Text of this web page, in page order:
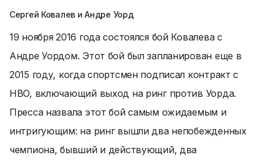
Сергей Ковалев и Андре Уорд
19 ноября 2016 года состоялся бой Ковалева с
Андре Уордом. Этот бой был запланирован еще в
2015 году, когда спортсмен подписал контракт с
HBO, включающий выход на ринг против Уорда.
Пресса назвала этот бой самым ожидаемым и
интригующим: на ринг вышли два непобежденных
чемпиона, бывший и действующий, два